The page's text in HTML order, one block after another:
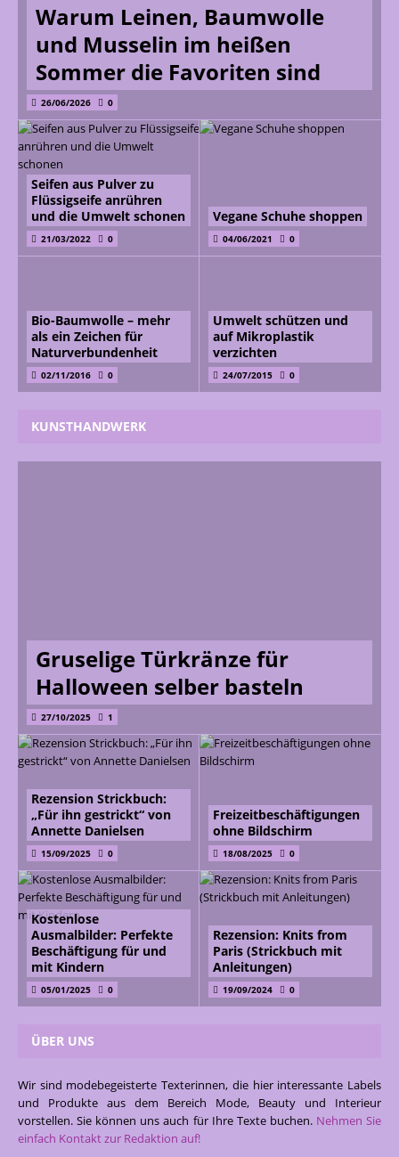
Warum Leinen, Baumwolle
und Musselin im heißen
Sommer die Favoriten sind
26/06/2026 0
Seifen aus Pulver zu
Flüssigseife anrühren
und die Umwelt schonen
21/03/2022 0
Vegane Schuhe shoppen
04/06/2021 0
Bio-Baumwolle – mehr
als ein Zeichen für
Naturverbundenheit
02/11/2016 0
Umwelt schützen und
auf Mikroplastik
verzichten
24/07/2015 0
KUNSTHANDWERK
Gruselige Türkränze für
Halloween selber basteln
27/10/2025 1
Rezension Strickbuch:
„Für ihn gestrickt“ von
Annette Danielsen
15/09/2025 0
Freizeitbeschäftigungen
ohne Bildschirm
18/08/2025 0
Kostenlose
Ausmalbilder: Perfekte
Beschäftigung für und
mit Kindern
05/01/2025 0
Rezension: Knits from
Paris (Strickbuch mit
Anleitungen)
19/09/2024 0
ÜBER UNS
Wir sind modebegeisterte Texterinnen, die hier interessante Labels
und Produkte aus dem Bereich Mode, Beauty und Interieur
vorstellen. Sie können uns auch für Ihre Texte buchen. Nehmen Sie
einfach Kontakt zur Redaktion auf!